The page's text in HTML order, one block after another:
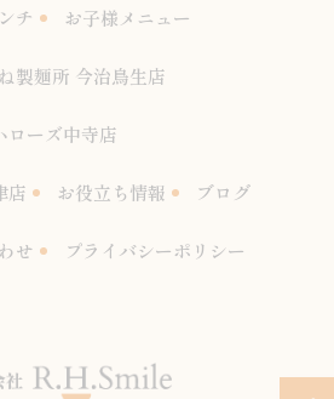
チ お子様メニュー
製麺所 今治鳥生店
ローズ中寺店
店 お役立ち情報 ブログ
せ プライバシーポリシー